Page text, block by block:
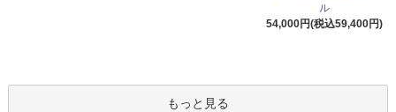
ル
54,000円(税込59,400円)
もっと見る